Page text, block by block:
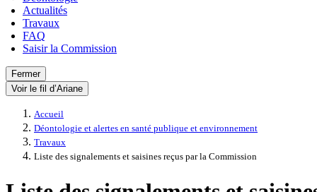
Actualités
Travaux
FAQ
Saisir la Commission
Fermer
Voir le fil d’Ariane
Accueil
Déontologie et alertes en santé publique et environnement
Travaux
Liste des signalements et saisines reçus par la Commission